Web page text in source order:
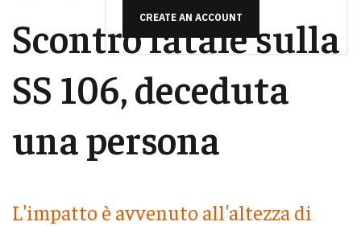
CREATE AN ACCOUNT
Scontro fatale sulla
SS 106, deceduta
una persona
L'impatto è avvenuto all'altezza di